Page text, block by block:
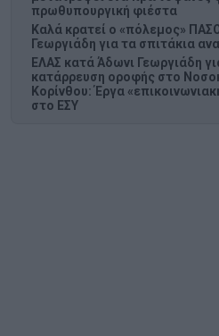
πρωθυπουργική φιέστα
Καλά κρατεί ο «πόλεμος»
Γεωργιάδη για τα σπιτάκια
ΕΛΑΣ κατά Άδωνι Γεωργιάδη
κατάρρευση οροφής στο
Κορίνθου: Έργα
στο ΕΣΥ